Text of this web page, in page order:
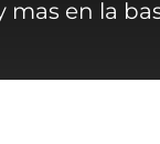
mas en la